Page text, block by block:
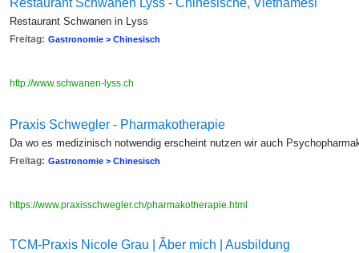
Restaurant Schwanen Lyss - Chinesische, Vietnamesi
Restaurant Schwanen in Lyss
Freitag: Gastronomie > Chinesisch
http://www.schwanen-lyss.ch
Praxis Schwegler - Pharmakotherapie
Da wo es medizinisch notwendig erscheint nutzen wir auch
Freitag: Gastronomie > Chinesisch
https://www.praxisschwegler.ch/pharmakotherapie.html
TCM-Praxis Nicole Grau | Ãber mich | Ausbildung